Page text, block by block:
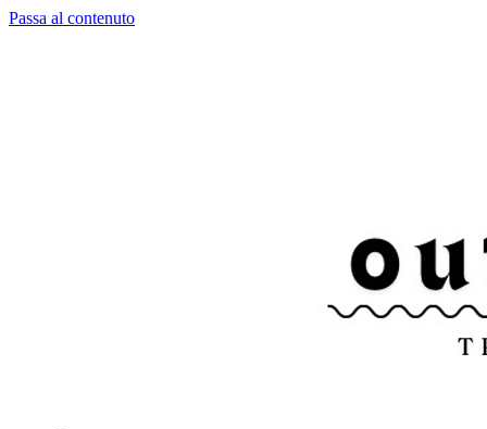
Passa al contenuto